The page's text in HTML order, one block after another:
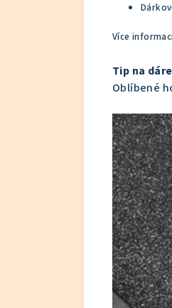
Více
Tip na
Oblíbené